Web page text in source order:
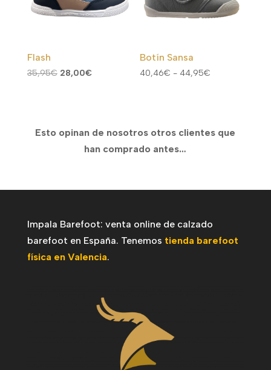
46,95€
Flash
35,95€ El
35,95€.
28,00€El
28,00€.
Botín Sansa
40,46€ - 44,95€
40,46€
Esto opinan de nosotros otros clientes que
han comprado antes…
Impala Barefoot: venta online de calzado
barefoot en España. Tenemos tienda barefoot
física en Valencia.